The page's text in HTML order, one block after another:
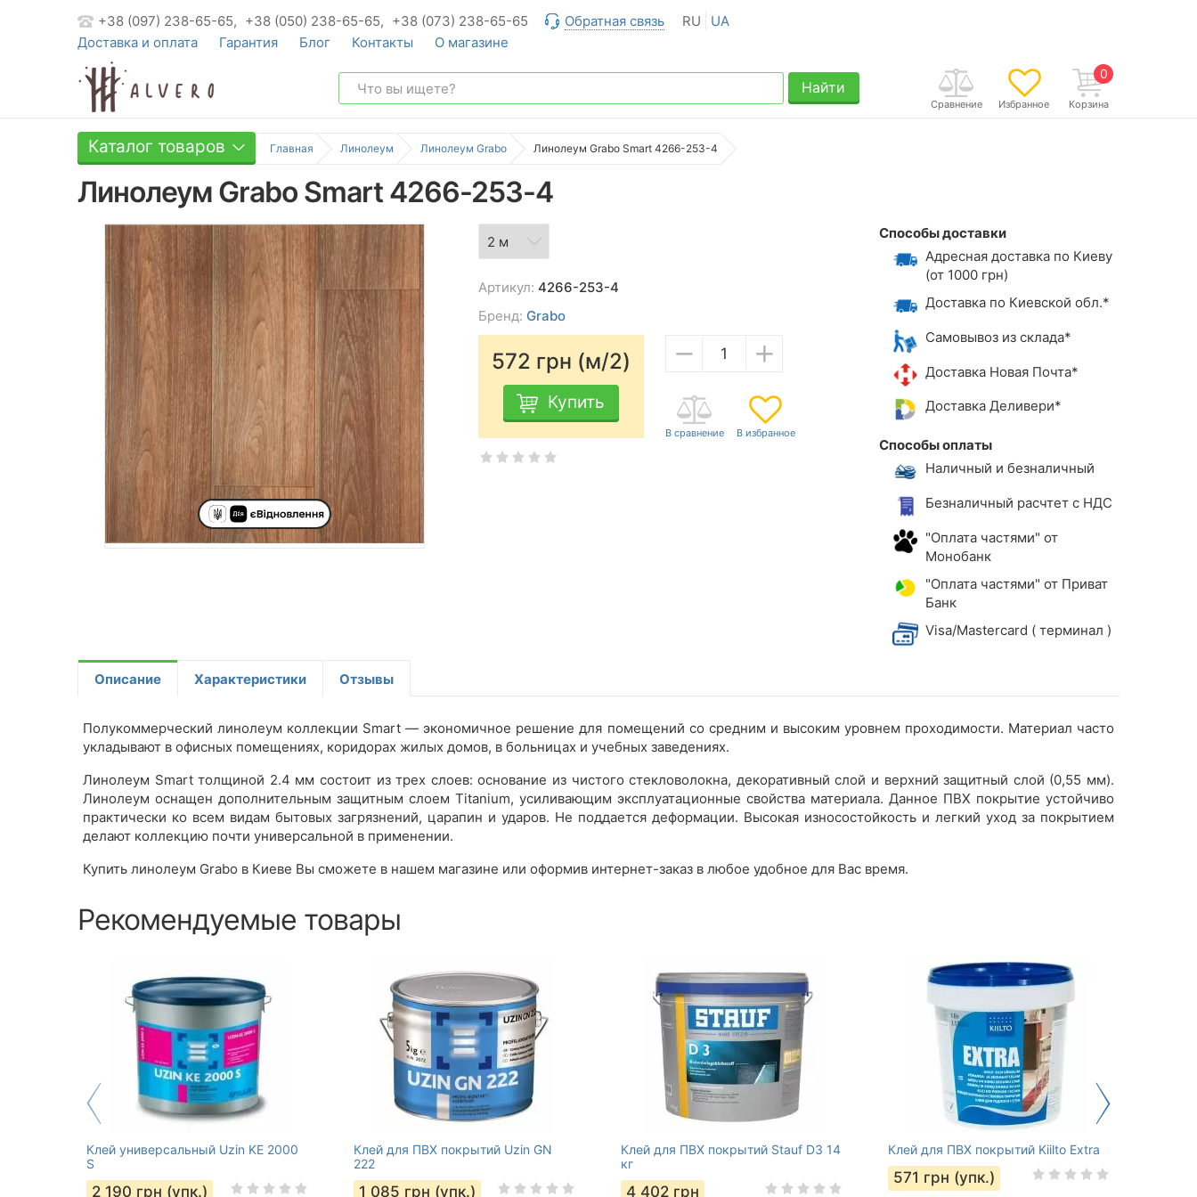
+38 (097) 238-65-65, +38 (050) 238-65-65, +38 (073) 238-65-65 Обратная связь RU
UA
Доставка и оплата
Гарантия Блог Контакты О магазине
0
Корзина
Избранное
Сравнение
Найти
Каталог товаров Главная Линолеум Линолеум Grabo Линолеум Grabo Smart 4266-253-4
Линолеум Grabo Smart 4266-253-4
Артикул: 4266-253-4
Бренд: Grabo
572 грн (м/2)
Купить
− +
Способы доставки
Адресная доставка по Киеву
(от 1000 грн)
Доставка по Киевской обл.*
Самовывоз из склада*
Доставка Новая Почта*
Доставка Деливери*
Способы оплаты
Наличный и безналичный
Безналичный расчтет с НДС
"Оплата частями" от
Монобанк
"Оплата частями" от Приват
Банк
Visa/Mastercard ( терминал )
Описание Характеристики Отзывы
Полукоммерческий линолеум коллекции Smart — экономичное решение для помещений со средним и высоким уровнем проходимости. Материал часто
укладывают в офисных помещениях, коридорах жилых домов, в больницах и учебных заведениях.
Линолеум Smart толщиной 2.4 мм состоит из трех слоев: основание из чистого стекловолокна, декоративный слой и верхний защитный слой (0,55 мм).
Линолеум оснащен дополнительным защитным слоем Titanium, усиливающим эксплуатационные свойства материала. Данное ПВХ покрытие устойчиво
практически ко всем видам бытовых загрязнений, царапин и ударов. Не поддается деформации. Высокая износостойкость и легкий уход за покрытием
делают коллекцию почти универсальной в применении.
Купить линолеум Grabo в Киеве Вы сможете в нашем магазине или оформив интернет-заказ в любое удобное для Вас время.
Рекомендуемые товары
Клей универсальный Uzin KE 2000
S
2 190 грн (упк.)
Клей для ПВХ покрытий Uzin GN
222
1 085 грн (упк.)
Клей для ПВХ покрытий Stauf D3 14
кг
4 402 грн
Клей для ПВХ покрытий Kiilto Extra
571 грн (упк.)